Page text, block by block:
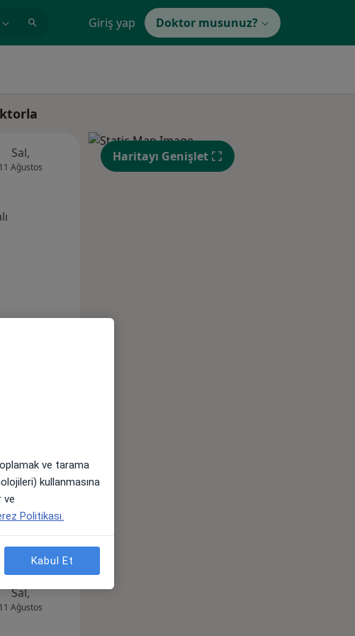
Giriş yap Doktor musunuz?
Sal,
11 Ağustos 12 Ağustos
Per,
13 Ağustos
Cum,
14 Ağustos
Sal,
11 Ağustos
Çar,
Haritayı Genişlet
ve tarama
kullanmasına
ve
Politikası.
Kabul Et